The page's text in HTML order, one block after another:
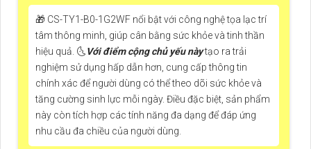
🎁 CS-TY1-B0-1G2WF nổi bật với công nghệ tọa lạc trí
tâm thông minh, giúp cân bằng sức khỏe và tinh thần
hiệu quả. 🌜Với điểm cộng chủ yếu nàytạo ra trải
nghiệm sử dụng hấp dẫn hơn, cung cấp thông tin
chính xác để người dùng có thể theo dõi sức khỏe và
tăng cường sinh lực mỗi ngày. Điều đặc biệt, sản phẩm
này còn tích hợp các tính năng đa dạng để đáp ứng
nhu cầu đa chiều của người dùng.